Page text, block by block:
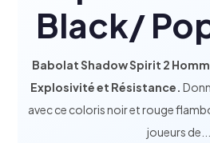
Black/
Babolat Shadow Spirit 2
Explosivité et Résistance.
avec ce coloris noir et rouge
joueurs de...